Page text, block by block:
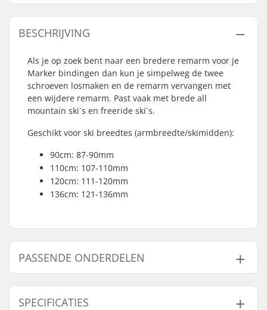
BESCHRIJVING
Als je op zoek bent naar een bredere remarm voor je
Marker bindingen dan kun je simpelweg de twee
schroeven losmaken en de remarm vervangen met
een wijdere remarm. Past vaak met brede all
mountain ski´s en freeride ski´s.
Geschikt voor ski breedtes (armbreedte/skimidden):
90cm: 87-90mm
110cm: 107-110mm
120cm: 111-120mm
136cm: 121-136mm
PASSENDE ONDERDELEN
Vind producten die samen gaan met Marker
Royal/Tour Ski Remmen:
SPECIFICATIES